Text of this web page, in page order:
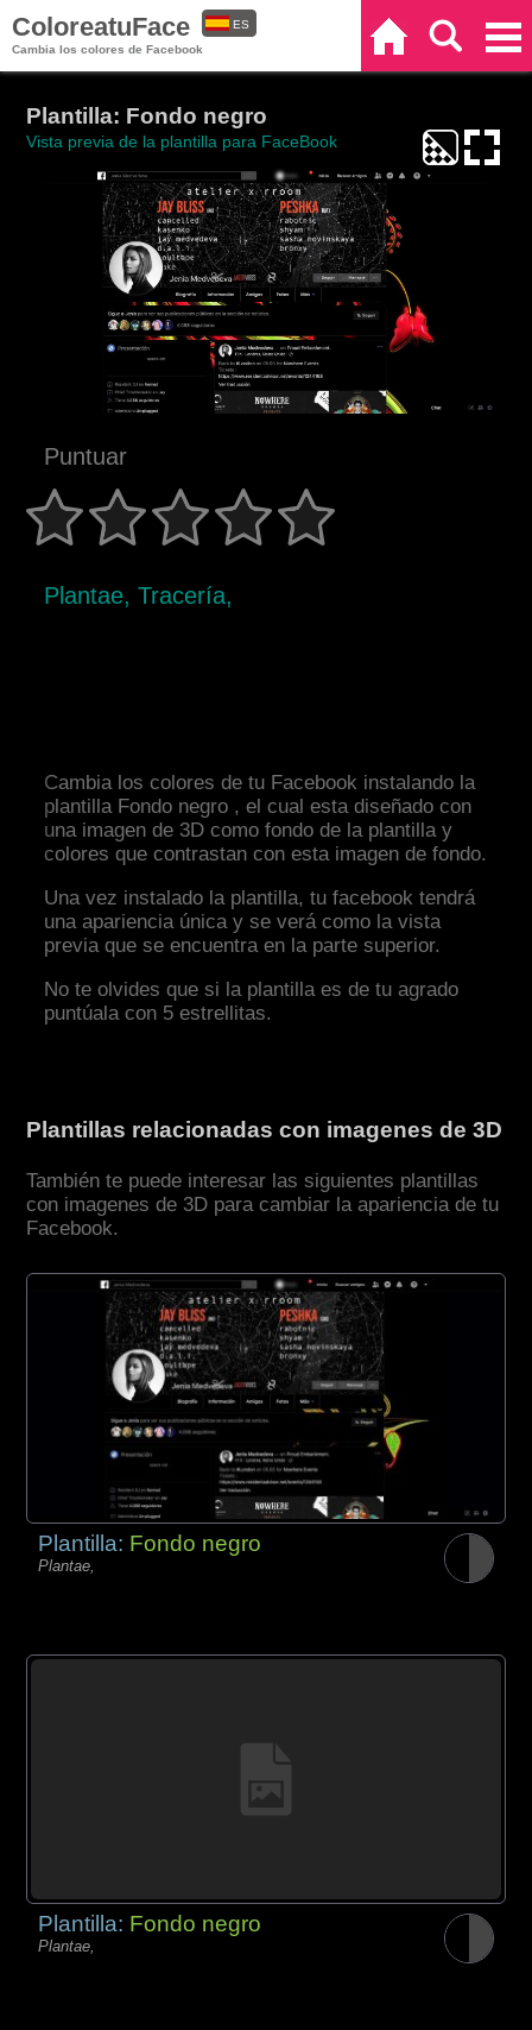
ColoreatuFace
Cambia los colores de Facebook
ES
Plantilla: Fondo negro
Vista previa de la plantilla para FaceBook
Puntuar
Plantae, Tracería,
Cambia los colores de tu Facebook instalando la
plantilla Fondo negro , el cual esta diseñado con
una imagen de 3D como fondo de la plantilla y
colores que contrastan con esta imagen de fondo.
Una vez instalado la plantilla, tu facebook tendrá
una apariencia única y se verá como la vista
previa que se encuentra en la parte superior.
No te olvides que si la plantilla es de tu agrado
puntúala con 5 estrellitas.
Plantillas relacionadas con imagenes de 3D
También te puede interesar las siguientes plantillas
con imagenes de 3D para cambiar la apariencia de tu
Facebook.
Plantilla: Fondo negro
Plantae,
Plantilla: Fondo negro
Plantae,